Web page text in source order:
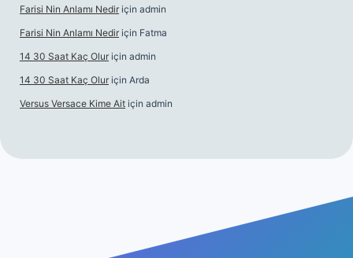
Farisi Nin Anlamı Nedir için admin
Farisi Nin Anlamı Nedir için Fatma
14 30 Saat Kaç Olur için admin
14 30 Saat Kaç Olur için Arda
Versus Versace Kime Ait için admin